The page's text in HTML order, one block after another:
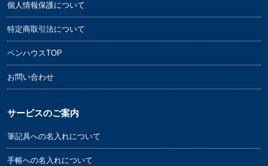
個人情報保護について
特定商取引法について
ペンハウスTOP
お問い合わせ
サービスのご案内
筆記具への名入れについて
手帳への名入れについて